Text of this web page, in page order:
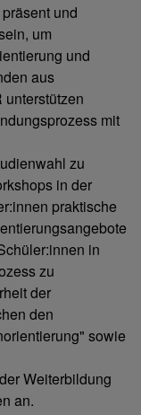
und
um
und
aus
mit
zu
in der
praktische
in
zu
der
den
sowie
Weiterbildung
an.